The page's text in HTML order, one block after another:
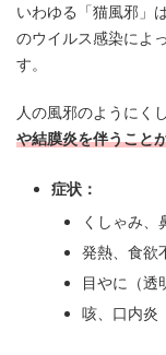
いわゆる「猫風邪」
のウイルス感染によ
す。
人の風邪のようにく
や結膜炎を伴うこと
症状：
くしゃみ、
発熱、食欲
目やに（透
咳、口内炎